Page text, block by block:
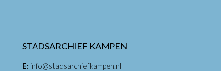
STADSARCHIEF KAMPEN
E: info@stadsarchiefkampen.nl